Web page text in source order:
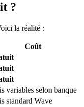
?
la réalité :
Coût
variables selon banque
standard Wave